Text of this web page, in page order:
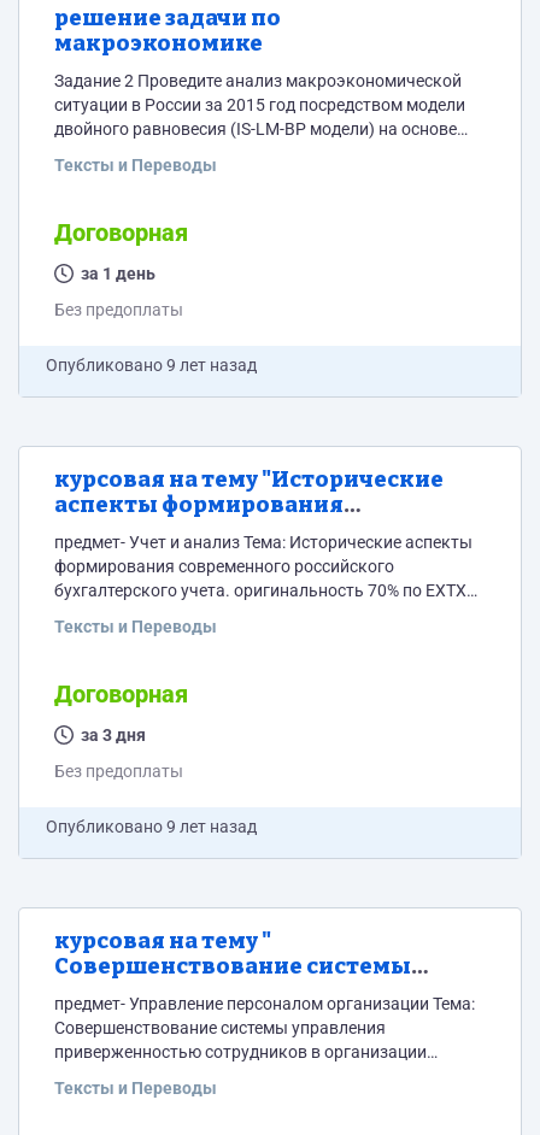
решение задачи по
макроэкономике
Задание 2 Проведите анализ макроэкономической
ситуации в России за 2015 год посредством модели
двойного равновесия (IS-LM-BP модели) на основе
макроэкономической ситуации необходимо: 1.
экономику России экзогенных шоков, изменения
ситуации на рынке благ, денег и иностранной
валюты, а также направление и содержание
бюджетно-налоговой, валютной) государства; 2.
Тексты и Переводы
Договорная
за 1 день
Без предоплаты
Опубликовано9 лет назад
курсовая на тему "Исторические
аспекты формирования
современного российского
бухгалтерского учета"
предмет- Учет и анализ Тема: Исторические аспекты
формирования современного российского
бухгалтерского учета. оригинальность 70% по ЕХТХ
Тексты и Переводы
Договорная
за 3 дня
Без предоплаты
Опубликовано9 лет назад
курсовая на тему "
Совершенствование системы
управления приверженностью
сотрудников в организации
(предприятии)"
предмет- Управление персоналом организации Тема:
Совершенствование системы управления
приверженностью сотрудников в организации
30стр
Тексты и Переводы